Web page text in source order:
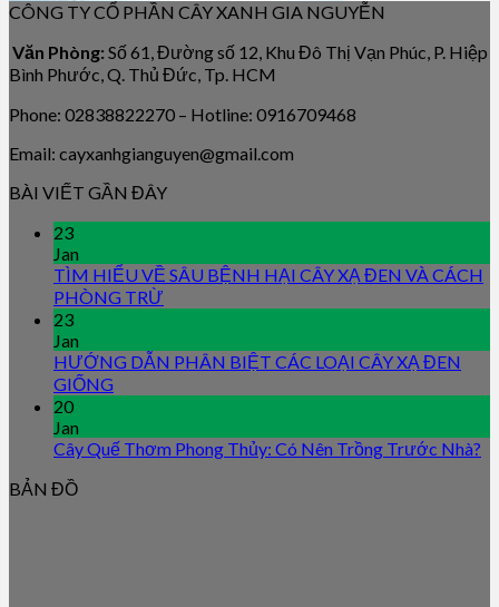
CÔNG TY CỔ PHẦN CÂY XANH GIA NGUYỄN
Văn Phòng: Số 61, Đường số 12, Khu Đô Thị Vạn Phúc, P. Hiệp
Bình Phước, Q. Thủ Đức, Tp. HCM
Phone: 02838822270 – Hotline: 0916709468
Email: cayxanhgianguyen@gmail.com
BÀI VIẾT GẦN ĐÂY
23
Jan
TÌM HIỂU VỀ SÂU BỆNH HẠI CÂY XẠ ĐEN VÀ CÁCH
PHÒNG TRỪ
23
Jan
HƯỚNG DẪN PHÂN BIỆT CÁC LOẠI CÂY XẠ ĐEN
GIỐNG
20
Jan
Cây Quế Thơm Phong Thủy: Có Nên Trồng Trước Nhà?
BẢN ĐỒ